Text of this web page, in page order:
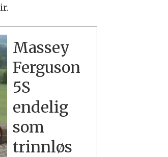
Massey
Ferguson
5S
endelig
som
trinnløs